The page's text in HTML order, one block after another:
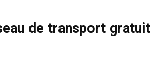
de transport gratuit